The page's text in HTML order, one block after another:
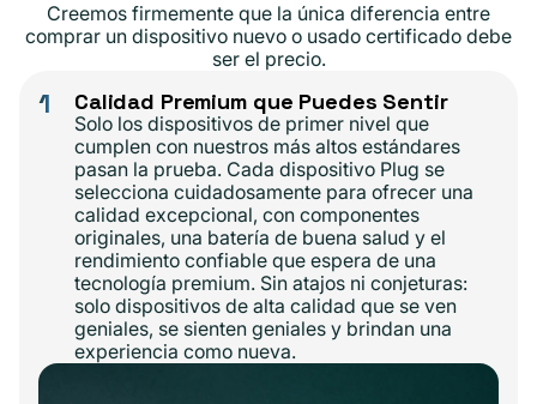
Creemos firmemente que la única diferencia entre
comprar un dispositivo nuevo o usado certificado debe
ser el precio.
1 Calidad Premium que Puedes Sentir
Solo los dispositivos de primer nivel que
cumplen con nuestros más altos estándares
pasan la prueba. Cada dispositivo Plug se
selecciona cuidadosamente para ofrecer una
calidad excepcional, con componentes
originales, una batería de buena salud y el
rendimiento confiable que espera de una
tecnología premium. Sin atajos ni conjeturas:
solo dispositivos de alta calidad que se ven
geniales, se sienten geniales y brindan una
experiencia como nueva.